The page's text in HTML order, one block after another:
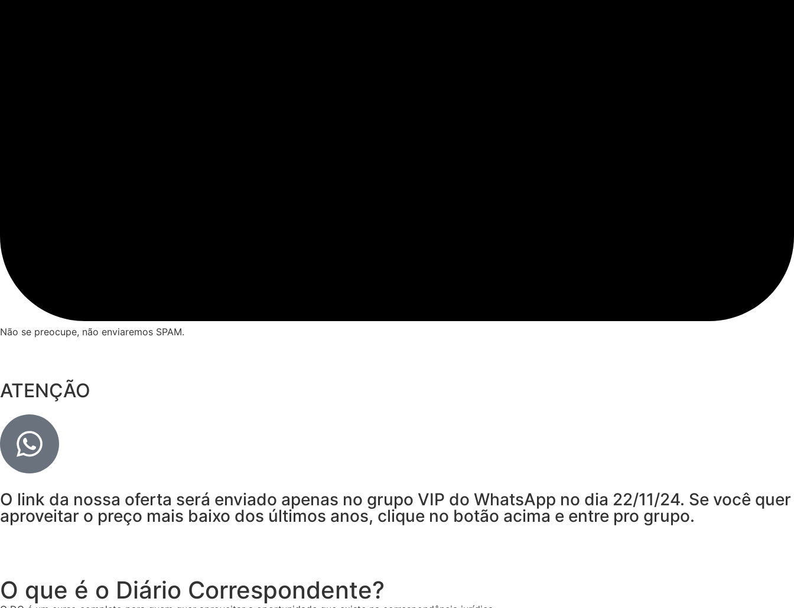
Não se preocupe, não enviaremos SPAM.
ATENÇÃO
O link da nossa oferta será enviado apenas no grupo VIP do WhatsApp no dia 22/11/24. Se você quer
aproveitar o preço mais baixo dos últimos anos, clique no botão acima e entre pro grupo.
O que é o Diário Correspondente?